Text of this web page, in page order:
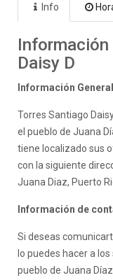
Info
Información
Daisy D
Información
Torres Santiago
el pueblo de Juana
tiene localizado sus
con la siguiente
Juana Diaz, Puerto
Información de
Si deseas
lo puedes hacer a
pueblo de Juana